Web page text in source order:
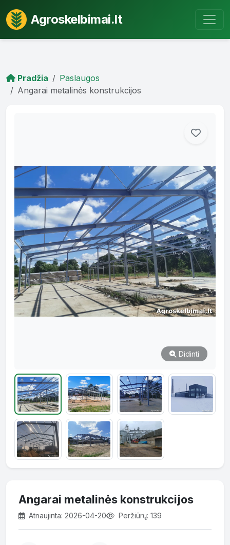
Agroskelbimai.lt
Pradžia
Paslaugos
Angarai metalinės konstrukcijos
Didinti
Angarai metalinės konstrukcijos
Atnaujinta: 2026-04-20 Peržiūrų: 139